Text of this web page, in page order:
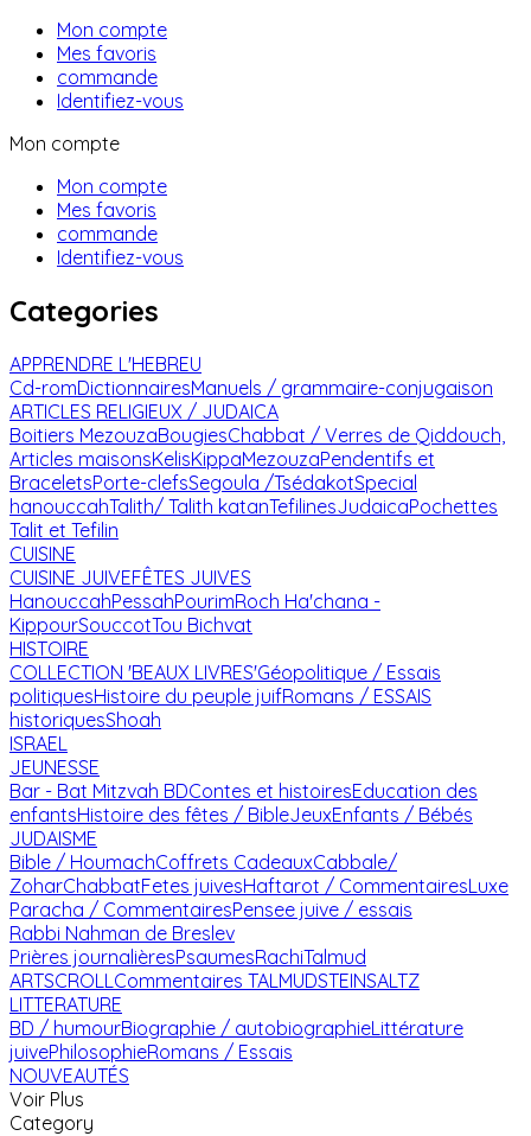
Mon compte
Mes favoris
commande
Identifiez-vous
Mon compte
Mon compte
Mes favoris
commande
Identifiez-vous
Categories
APPRENDRE L'HEBREU
Cd-romDictionnairesManuels / grammaire-conjugaison
ARTICLES RELIGIEUX / JUDAICA
Boitiers MezouzaBougiesChabbat / Verres de Qiddouch,
Articles maisonsKelisKippaMezouzaPendentifs et
BraceletsPorte-clefsSegoula /TsédakotSpecial
hanouccahTalith/ Talith katanTefilinesJudaicaPochettes
Talit et Tefilin
CUISINE
CUISINE JUIVEFÊTES JUIVES
HanouccahPessahPourimRoch Ha'chana -
KippourSouccotTou Bichvat
HISTOIRE
COLLECTION 'BEAUX LIVRES'Géopolitique / Essais
politiquesHistoire du peuple juifRomans / ESSAIS
historiquesShoah
ISRAEL
JEUNESSE
Bar - Bat Mitzvah BDContes et histoiresEducation des
enfantsHistoire des fêtes / BibleJeuxEnfants / Bébés
JUDAISME
Bible / HoumachCoffrets CadeauxCabbale/
ZoharChabbatFetes juivesHaftarot / CommentairesLuxe
Paracha / CommentairesPensee juive / essais
Rabbi Nahman de Breslev
Prières journalièresPsaumesRachiTalmud
ARTSCROLL Commentaires TALMUDSTEINSALTZ
LITTERATURE
BD / humourBiographie / autobiographieLittérature
juivePhilosophieRomans / Essais
NOUVEAUTÉS
Voir Plus
Category